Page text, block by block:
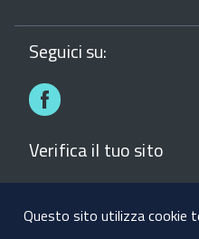
Seguici su:
Verifica il tuo sito
Verifica il sito del comune
Trasparenza dei siti web
Questo sito utilizza cookie